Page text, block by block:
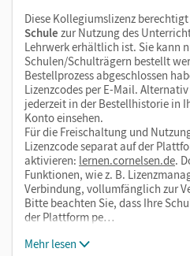
Diese Kollegiumslizenz berechtigt
Schule zur Nutzung des
Lehrwerk erhältlich ist. Sie kann
Schulen/Schulträgern bestellt
Bestellprozess abgeschlossen
Lizenzcodes per E-Mail.
jederzeit in der Bestellhistorie in
Konto einsehen.
Für die Freischaltung und
Lizenzcode separat auf der
aktivieren: lernen.cornelsen.de.
Funktionen, wie z. B.
Verbindung, vollumfänglich zur
Bitte beachten Sie, dass Ihre
der Plattform pe…
Mehr lesen